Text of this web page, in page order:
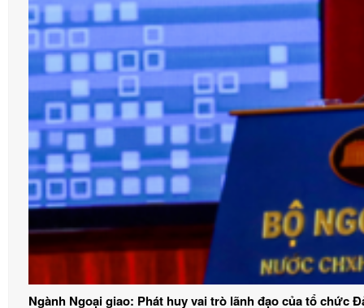
Ngành Ngoại giao: Phát huy vai trò lãnh đạo của tổ chức